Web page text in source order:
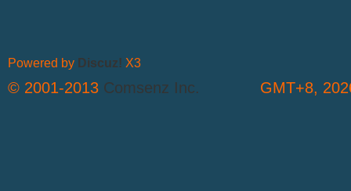
GMT+8,
Powered by Discuz! X3
© 2001-2013 Comsenz Inc.